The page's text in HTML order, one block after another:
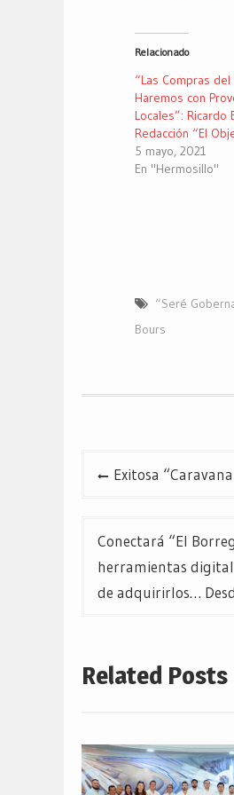
Twitter
abre
una
ventana
nueva)
una
ventana
nueva)
Relacionado
“Las Compras
Haremos con
Locales”: Ricardo
Redacción “El
5 mayo, 2021
En "Hermosillo"
“Seré
Bours
Navegación
entradas
Exitosa
Conectará “El
herramientas
de adquirirlos…
Related Posts